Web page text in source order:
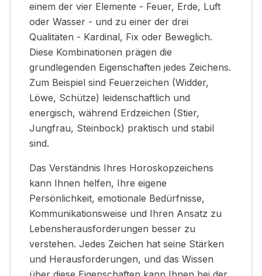
einem der vier Elemente - Feuer, Erde, Luft
oder Wasser - und zu einer der drei
Qualitäten - Kardinal, Fix oder Beweglich.
Diese Kombinationen prägen die
grundlegenden Eigenschaften jedes Zeichens.
Zum Beispiel sind Feuerzeichen (Widder,
Löwe, Schütze) leidenschaftlich und
energisch, während Erdzeichen (Stier,
Jungfrau, Steinbock) praktisch und stabil
sind.
Das Verständnis Ihres Horoskopzeichens
kann Ihnen helfen, Ihre eigene
Persönlichkeit, emotionale Bedürfnisse,
Kommunikationsweise und Ihren Ansatz zu
Lebensherausforderungen besser zu
verstehen. Jedes Zeichen hat seine Stärken
und Herausforderungen, und das Wissen